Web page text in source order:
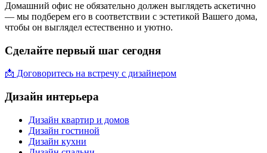
Домашний офис не обязательно должен выглядеть аскетично
— мы подберем его в соответствии с эстетикой Вашего дома,
чтобы он выглядел естественно и уютно.
Сделайте первый шаг сегодня
📩 Договоритесь на встречу с дизайнером
Дизайн интерьера
Дизайн квартир и домов
Дизайн гостиной
Дизайн кухни